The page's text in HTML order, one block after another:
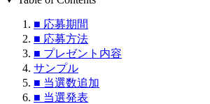
■ 応募期間
■ 応募方法
■ プレゼント内容
サンプル
■ 当選数追加
■ 当選発表